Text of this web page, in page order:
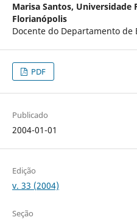
Marisa Santos, Universidade
Florianópolis
Docente do Departamento de
PDF
Publicado
2004-01-01
Edição
v. 33 (2004)
Seção